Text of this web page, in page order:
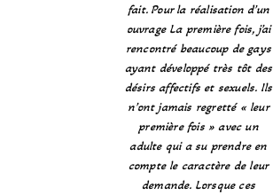
fait. Pour la réalisation d’un
ouvrage La première fois, j’ai
rencontré beaucoup de gays
ayant développé très tôt des
désirs affectifs et sexuels. Ils
n’ont jamais regretté « leur
première fois » avec un
adulte qui a su prendre en
compte le caractère de leur
demande. Lorsque ces